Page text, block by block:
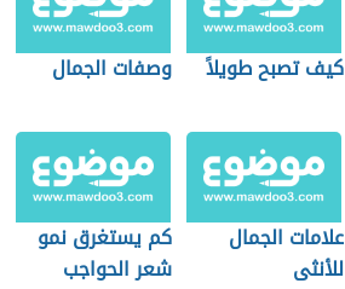
كيف تصبح طويلاً وصفات الجمال
علامات الجمال
للأنثى
كم يستغرق نمو
شعر الحواجب